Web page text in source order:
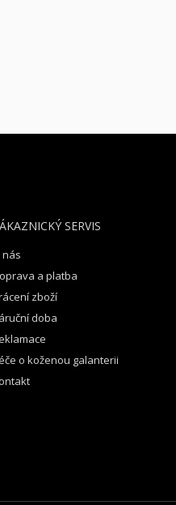
SERVIS
nás
a platba
zboží
doba
o koženou galanterii